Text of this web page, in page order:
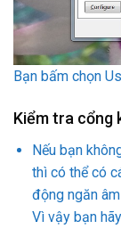
Bạn bấm chọn
Kiểm tra cổng
Nếu bạn
thì có thể có
động ngăn
Vì vậy bạn